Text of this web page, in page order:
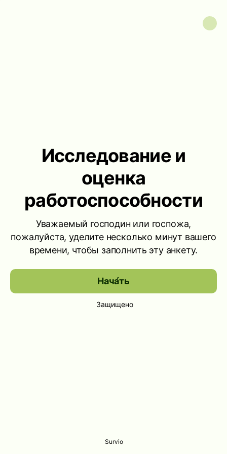
Исследование и
оценка
работоспособности
Уважаемый господин или госпожа,
пожалуйста, уделите несколько минут вашего
времени, чтобы заполнить эту анкету.
Нача́ть
Защищено
Survio